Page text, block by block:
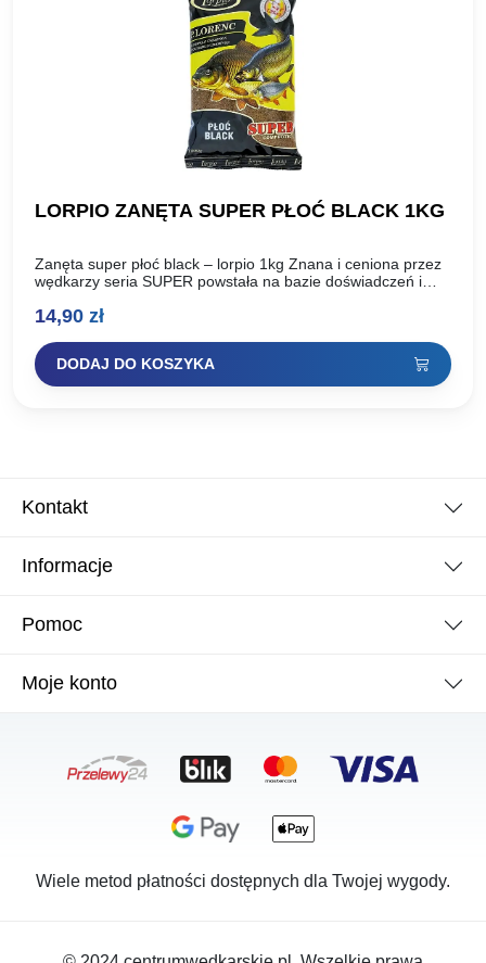
LORPIO ZANĘTA SUPER PŁOĆ BLACK 1KG
Zanęta super płoć black – lorpio 1kg Znana i ceniona przez
wędkarzy seria SUPER powstała na bazie doświadczeń i
14,90 zł
DODAJ DO KOSZYKA
Kontakt
Informacje
Pomoc
Moje konto
Wiele metod płatności dostępnych dla Twojej wygody.